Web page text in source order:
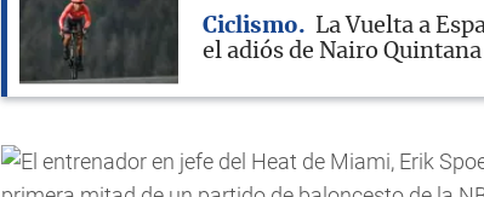
Ciclismo
La Vuelta a
el adiós de Nairo